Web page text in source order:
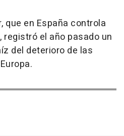
que en España controla
el año pasado un
del deterioro de las